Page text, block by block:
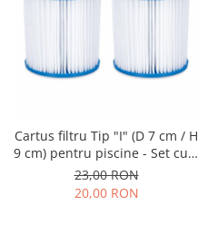
Cartus filtru Tip "I" (D 7 cm / H
9 cm) pentru piscine - Set cu 2
buc
23,00 RON
20,00 RON